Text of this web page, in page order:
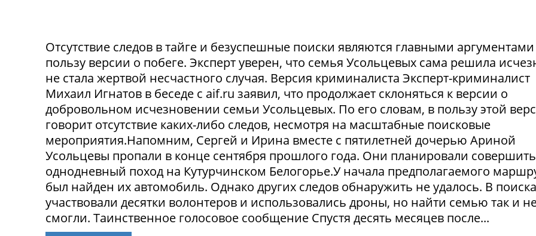
Отсутствие следов в тайге и безуспешные поиски являются главными
пользу версии о побеге. Эксперт уверен, что семья Усольцевых сама решила
не стала жертвой несчастного случая. Версия криминалиста Эксперт-криминалист
Михаил Игнатов в беседе с aif.ru заявил, что продолжает склоняться к версии о
добровольном исчезновении семьи Усольцевых. По его словам, в пользу этой
говорит отсутствие каких-либо следов, несмотря на масштабные поисковые
мероприятия.Напомним, Сергей и Ирина вместе с пятилетней дочерью Ариной
Усольцевы пропали в конце сентября прошлого года. Они планировали совершить
однодневный поход на Кутурчинском Белогорье.У начала предполагаемого
был найден их автомобиль. Однако других следов обнаружить не удалось. В
участвовали десятки волонтеров и использовались дроны, но найти семью так и
смогли. Таинственное голосовое сообщение Спустя десять месяцев после...